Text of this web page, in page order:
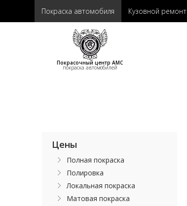
Покраска автомобиля Кузовной ремонт
Покрасочный центр АМС
покраска автомобилей
Цены
Полная покраска
Полировка
Локальная покраска
Матовая покраска